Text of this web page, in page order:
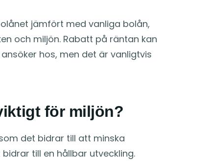
jämfört med vanliga bolån,
och miljön. Rabatt på räntan kan
hos, men det är vanligtvis
för miljön?
det bidrar till att minska
till en hållbar utveckling.